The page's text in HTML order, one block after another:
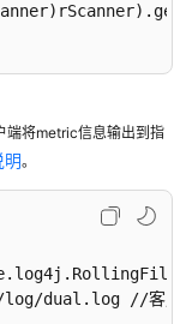
端将metric信息输出到指
明。